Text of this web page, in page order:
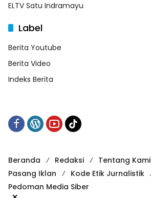
ELTV Satu Indramayu
Label
Berita Youtube
Berita Video
Indeks Berita
Beranda Redaksi Tentang Kami
Pasang Iklan
Kode Etik Jurnalistik
Pedoman Media Siber